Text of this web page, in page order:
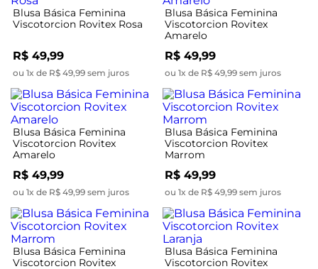
Blusa Básica Feminina
Viscotorcion Rovitex Rosa
R$ 49,99
ou 1x de R$ 49,99 sem juros
Blusa Básica Feminina
Viscotorcion Rovitex
Amarelo
R$ 49,99
ou 1x de R$ 49,99 sem juros
Blusa Básica Feminina
Viscotorcion Rovitex
Amarelo
R$ 49,99
ou 1x de R$ 49,99 sem juros
Blusa Básica Feminina
Viscotorcion Rovitex
Marrom
R$ 49,99
ou 1x de R$ 49,99 sem juros
Blusa Básica Feminina
Viscotorcion Rovitex
Blusa Básica Feminina
Viscotorcion Rovitex